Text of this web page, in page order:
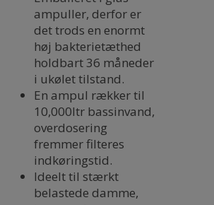
ampuller, derfor er
det trods en enormt
høj bakterietæthed
holdbart 36 måneder
i ukølet tilstand.
En ampul rækker til
10,000ltr bassinvand,
overdosering
fremmer filteres
indkøringstid.
Ideelt til stærkt
belastede damme,